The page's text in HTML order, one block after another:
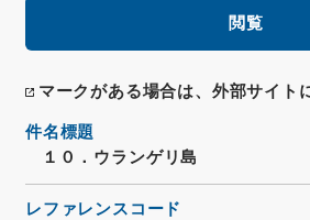
閲覧
マークがある場合は、外部サイト
件名標題
１０．ウランゲリ島
レファレンスコード